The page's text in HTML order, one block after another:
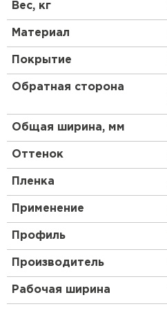
Получаются они после
их высота и форма зависят
стройматериала.
Профлист, изготовленный
имеет нескольких слоев:
основа из
цинковый слой;
обработка
состоящим из смеси
пластмассы.
Вес, кг
Материал
Покрытие
Обратная сторона
Общая ширина, мм
Оттенок
Пленка
Применение
Профиль
Производитель
Рабочая ширина